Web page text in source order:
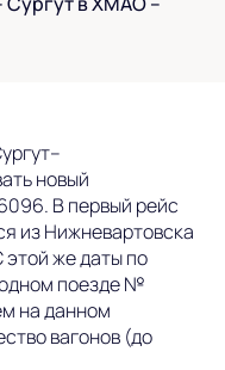
новый
В первый рейс
из Нижневартовска
этой же даты по
поезде№
на данном
вагонов (до